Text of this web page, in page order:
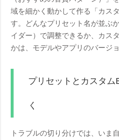
域を細かく動かして作る「カス
す。どんなプリセット名が並ぶ
イダー）で調整できるか、カス
かは、モデルやアプリのバージ
プリセットとカスタ
く
トラブルの切り分けでは、いま